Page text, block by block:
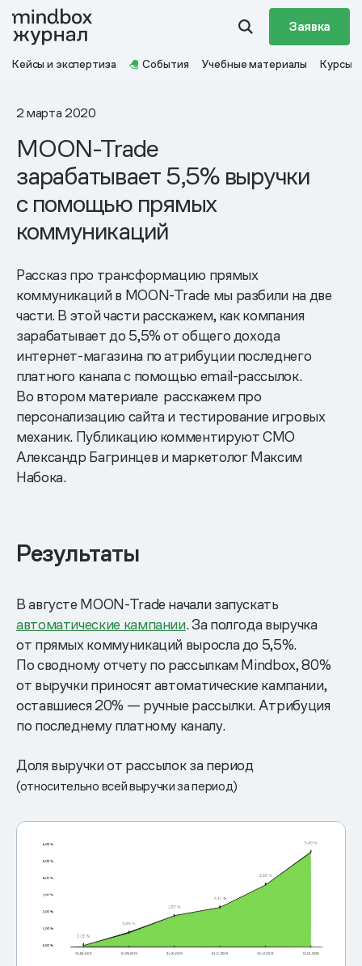
Заявка
Кейсы и экспертиза События Учебные материалы Курсы
2 марта 2020
MOON-Trade
зарабатывает 5,5% выручки
с помощью прямых
коммуникаций
Рассказ про трансформацию прямых
коммуникаций в MOON-Trade мы разбили на две
части. В этой части расскажем, как компания
зарабатывает до 5,5% от общего дохода
интернет-магазина по атрибуции последнего
платного канала с помощью email-рассылок.
Во втором материале расскажем про
персонализацию сайта и тестирование игровых
механик. Публикацию комментируют CMO
Александр Багринцев и маркетолог Максим
Набока.
Результаты
В августе MOON-Trade начали запускать
автоматические кампании. За полгода выручка
от прямых коммуникаций выросла до 5,5%.
По сводному отчету по рассылкам Mindbox, 80%
от выручки приносят автоматические кампании,
оставшиеся 20% — ручные рассылки. Атрибуция
по последнему платному каналу.
Доля выручки от рассылок за период
(относительно всей выручки за период)